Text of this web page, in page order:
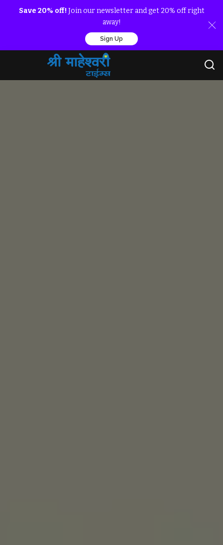
Save 20% off! Join our newsletter and get 20% off right
away!
Sign Up